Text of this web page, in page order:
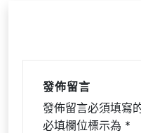
發佈留言
發佈留言必須填寫
必填欄位標示為 *